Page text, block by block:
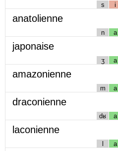
s i
anatolienne
n a
japonaise
ʒ a
amazonienne
m a
draconienne
dʁ a
laconienne
l a